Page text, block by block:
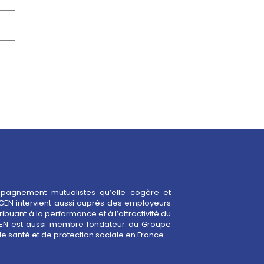
mutualistes qu’elle cogère et
intervient aussi auprès des employeurs
santé et de protection sociale en France.